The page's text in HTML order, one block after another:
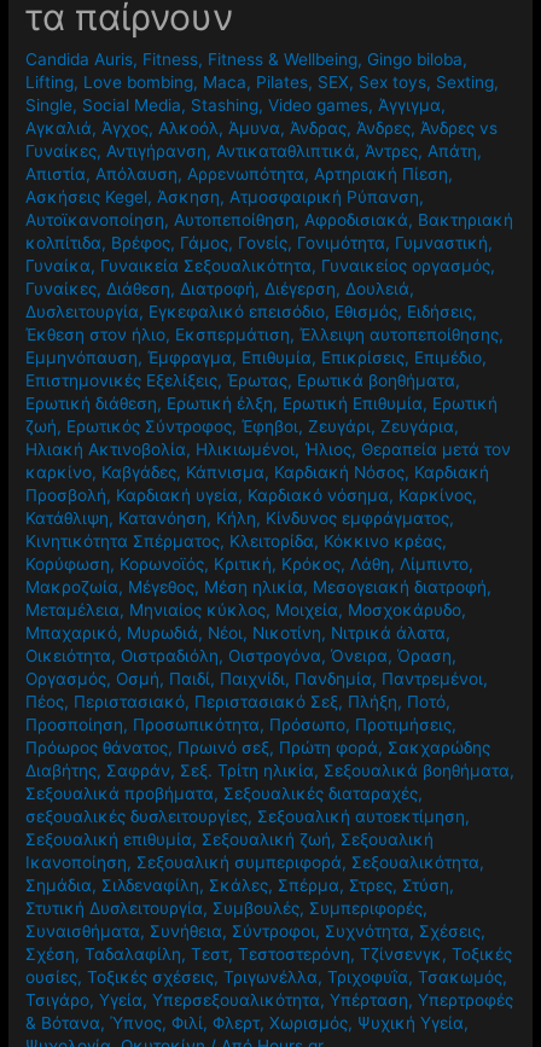
τα παίρνουν
Candida Auris, Fitness, Fitness & Wellbeing, Gingo biloba,
Lifting, Love bombing, Maca, Pilates, SEX, Sex toys, Sexting,
Single, Social Media, Stashing,Video games, Άγγιγμα,
Αγκαλιά, Άγχος, Αλκοόλ, Άμυνα, Άνδρας, Άνδρες, Άνδρες vs
Γυναίκες, Αντιγήρανση, Αντικαταθλιπτικά, Άντρες, Απάτη,
Απιστία, Απόλαυση, Αρρενωπότητα, Αρτηριακή Πίεση,
Ασκήσεις Kegel, Άσκηση, Ατμοσφαιρική Ρύπανση,
Αυτοϊκανοποίηση, Αυτοπεποίθηση, Αφροδισιακά, Βακτηριακή
κολπίτιδα, Βρέφος, Γάμος, Γονείς, Γονιμότητα, Γυμναστική,
Γυναίκα, Γυναικεία Σεξουαλικότητα, Γυναικείος οργασμός,
Γυναίκες, Διάθεση, Διατροφή, Διέγερση, Δουλειά,
Δυσλειτουργία, Εγκεφαλικό επεισόδιο, Εθισμός, Ειδήσεις,
Έκθεση στον ήλιο, Εκσπερμάτιση,Έλλειψη αυτοπεποίθησης,
Εμμηνόπαυση,Έμφραγμα, Επιθυμία, Επικρίσεις, Επιμέδιο,
Επιστημονικές Εξελίξεις,Έρωτας, Ερωτικά βοηθήματα,
Ερωτική διάθεση, Ερωτική έλξη, Ερωτική Επιθυμία, Ερωτική
ζωή, Ερωτικός Σύντροφος,Έφηβοι,Ζευγάρι,Ζευγάρια,
Ηλιακή Ακτινοβολία, Ηλικιωμένοι, Ήλιος, Θεραπεία μετά τον
καρκίνο, Καβγάδες, Κάπνισμα, Καρδιακή Νόσος, Καρδιακή
Προσβολή, Καρδιακή υγεία, Καρδιακό νόσημα, Καρκίνος,
Κατάθλιψη, Κατανόηση, Κήλη, Κίνδυνος εμφράγματος,
Κινητικότητα Σπέρματος, Κλειτορίδα, Κόκκινο κρέας,
Κορύφωση, Κορωνοϊός, Κριτική, Κρόκος, Λάθη, Λίμπιντο,
Μακροζωία, Μέγεθος, Μέση ηλικία, Μεσογειακή διατροφή,
Μεταμέλεια, Μηνιαίος κύκλος, Μοιχεία, Μοσχοκάρυδο,
Μπαχαρικό, Μυρωδιά, Νέοι, Νικοτίνη, Νιτρικά άλατα,
Οικειότητα, Οιστραδιόλη, Οιστρογόνα,Όνειρα,Όραση,
Οργασμός, Οσμή, Παιδί, Παιχνίδι, Πανδημία, Παντρεμένοι,
Πέος, Περιστασιακό, Περιστασιακό Σεξ, Πλήξη, Ποτό,
Προσποίηση, Προσωπικότητα, Πρόσωπο, Προτιμήσεις,
Πρόωρος θάνατος, Πρωινό σεξ, Πρώτη φορά, Σακχαρώδης
Διαβήτης, Σαφράν, Σεξ. Τρίτη ηλικία, Σεξουαλικά βοηθήματα,
Σεξουαλικά προβήματα, Σεξουαλικές διαταραχές,
σεξουαλικές δυσλειτουργίες, Σεξουαλική αυτοεκτίμηση,
Σεξουαλική επιθυμία, Σεξουαλική ζωή, Σεξουαλική
Ικανοποίηση, Σεξουαλική συμπεριφορά, Σεξουαλικότητα,
Σημάδια, Σιλδεναφίλη, Σκάλες, Σπέρμα, Στρες, Στύση,
Στυτική Δυσλειτουργία, Συμβουλές, Συμπεριφορές,
Συναισθήματα, Συνήθεια, Σύντροφοι, Συχνότητα, Σχέσεις,
Σχέση,Ταδαλαφίλη,Τεστ,Τεστοστερόνη,Τζίνσενγκ,Τοξικές
ουσίες,Τοξικές σχέσεις,Τριγωνέλλα,Τριχοφυΐα,Τσακωμός,
Τσιγάρο,Υγεία,Υπερσεξουαλικότητα,Υπέρταση,Υπερτροφές
& Βότανα,Ύπνος,Φιλί,Φλερτ,Χωρισμός, Ψυχική Υγεία,